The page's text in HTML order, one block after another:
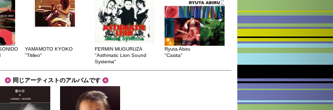
YAMAMOTO KYOKO
"Titileo"
FERMIN MUGURUZA
"Asthmatic Lion Sound
Systema"
Ryuta Abiru
"Casita"
同じアーティストのアルバムです